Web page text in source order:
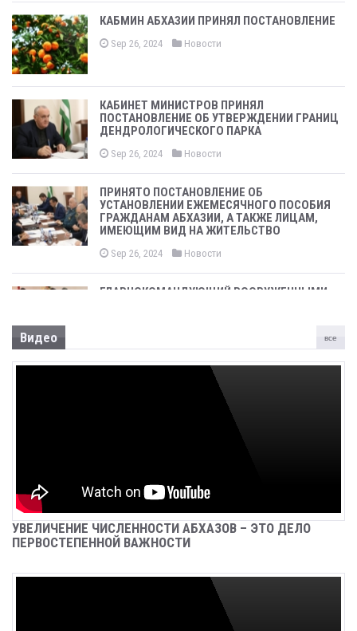
КАБМИН АБХАЗИИ ПРИНЯЛ ПОСТАНОВЛЕНИЕ
Sep 26, 2024 Новости
КАБИНЕТ МИНИСТРОВ ПРИНЯЛ
ПОСТАНОВЛЕНИЕ ОБ УТВЕРЖДЕНИИ ГРАНИЦ
ДЕНДРОЛОГИЧЕСКОГО ПАРКА
Sep 26, 2024 Новости
ПРИНЯТО ПОСТАНОВЛЕНИЕ ОБ
УСТАНОВЛЕНИИ ЕЖЕМЕСЯЧНОГО ПОСОБИЯ
ГРАЖДАНАМ АБХАЗИИ, А ТАКЖЕ ЛИЦАМ,
ИМЕЮЩИМ ВИД НА ЖИТЕЛЬСТВО
Sep 26, 2024 Новости
ГЛАВНОКОМАНДУЮЩИЙ ВООРУЖЕННЫМИ
СРЕДСТВА, НАПРАВЛЯЕМЫЕ НА
ВОССТАНОВЛЕНИЕ АЭРОПОРТА «СУХУМ»,
ЗАДЕРЖАН БАГАТЕЛИЯ ИРАКЛИЙ
НУГЗАРОВИЧ
В С. АНХУА СОТРУДНИКИ МИЛИЦИИ ИЗЪЯЛИ
ОГНЕСТРЕЛЬНОЕ ОРУЖИЕ И КОРНИ
НАРКОСОДЕРЖАЩИХ РАСТЕНИЙ
Видео все
УВЕЛИЧЕНИЕ ЧИСЛЕННОСТИ АБХАЗОВ – ЭТО ДЕЛО
ПЕРВОСТЕПЕННОЙ ВАЖНОСТИ